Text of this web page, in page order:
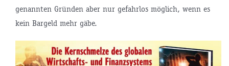
genannten Gründen aber nur gefahrlos möglich, wenn es
kein Bargeld mehr gäbe.